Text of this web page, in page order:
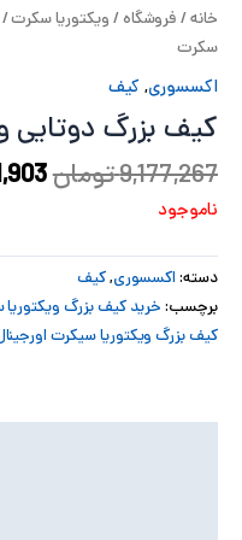
خانه/فروشگاه/ویکتوریا سکرت/
سکرت
اکسسوری,کیف
کیف بزرگ دوتایی
9,177,267تومان
ناموجود
دسته:اکسسوری,کیف
برچسب:خرید کیف بزرگ
کیف بزرگ ویکتوریا سیکرت